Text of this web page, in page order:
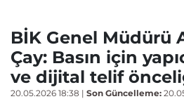
BİK Genel Müdürü
Çay: Basın için
ve dijital telif
20.05.2026 18:38 | Son Güncelleme: